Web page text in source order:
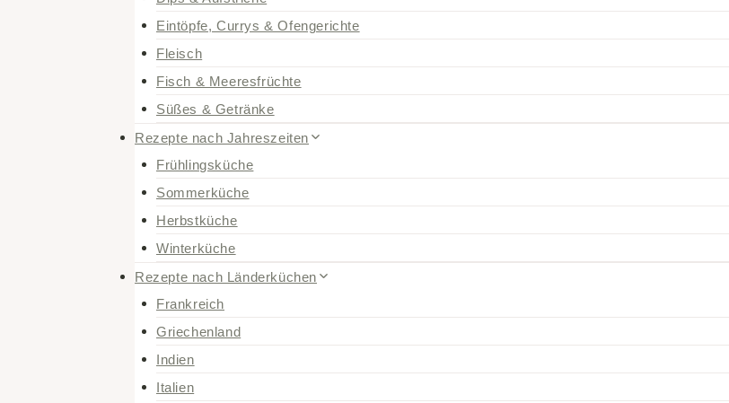
Eintöpfe, Currys & Ofengerichte
Fleisch
Fisch & Meeresfrüchte
Süßes & Getränke
Rezepte nach Jahreszeiten
Frühlingsküche
Sommerküche
Herbstküche
Winterküche
Rezepte nach Länderküchen
Frankreich
Griechenland
Indien
Italien